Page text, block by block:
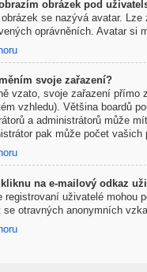
obrázek pod
obrázek se nazývá avatar.
oprávněních. Avatar si
svoje zařazení?
vzato, svoje zařazení přímo
vzhledu). Většina boardů
a administrátorů může
pak může počet
kliknu na e-mailový odkaz
registrovaní uživatelé mohou
se otravných anonymních